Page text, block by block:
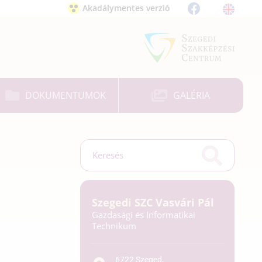
Akadálymentes verzió
DOKUMENTUMOK GALÉRIA
Szegedi SZC Vasvári Pál
Gazdasági és Informatikai
Technikum
6722 Szeged,